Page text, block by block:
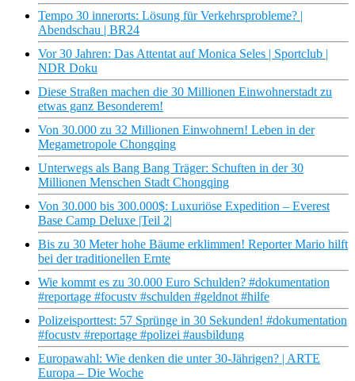
Tempo 30 innerorts: Lösung für Verkehrsprobleme? |
Abendschau | BR24
Vor 30 Jahren: Das Attentat auf Monica Seles | Sportclub |
NDR Doku
Diese Straßen machen die 30 Millionen Einwohnerstadt zu
etwas ganz Besonderem!
Von 30.000 zu 32 Millionen Einwohnern! Leben in der
Megametropole Chongqing
Unterwegs als Bang Bang Träger: Schuften in der 30
Millionen Menschen Stadt Chongqing
Von 30.000 bis 300.000$: Luxuriöse Expedition – Everest
Base Camp Deluxe |Teil 2|
Bis zu 30 Meter hohe Bäume erklimmen! Reporter Mario hilft
bei der traditionellen Ernte
Wie kommt es zu 30.000 Euro Schulden? #dokumentation
#reportage #focustv #schulden #geldnot #hilfe
Polizeisporttest: 57 Sprünge in 30 Sekunden! #dokumentation
#focustv #reportage #polizei #ausbildung
Europawahl: Wie denken die unter 30-Jährigen? | ARTE
Europa – Die Woche